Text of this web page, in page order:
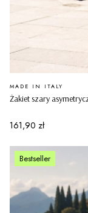
Żakiet szary
PRODUCENT
MADE IN ITALY
Cena
161,90 zł
Bestseller